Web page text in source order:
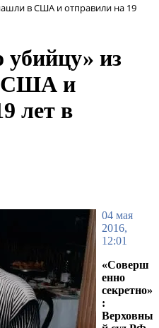
в США и отправили на 19
убийцу» из
США и
лет в
04 мая
2016,
12:01
«Соверш
енно
секретно»
:
Верховны